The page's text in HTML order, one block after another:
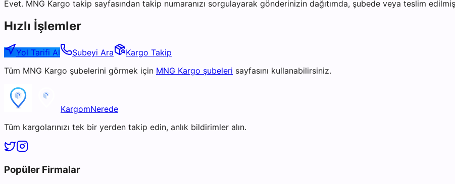
Evet. MNG Kargo takip sayfasından takip numaranızı sorgulayarak gönderinizin dağıtımda, şubede veya teslim
Hızlı İşlemler
Yol Tarifi Al Şubeyi Ara
Kargo Takip
Tüm MNG Kargo şubelerini görmek için MNG Kargo şubeleri sayfasını kullanabilirsiniz.
KargomNerede
Tüm kargolarınızı tek bir yerden takip edin, anlık bildirimler alın.
Popüler Firmalar